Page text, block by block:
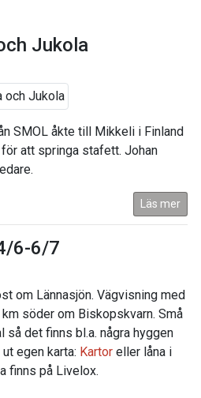
Jukola
SMOL åkte till Mikkeli i Finland
att springa stafett. Johan
Läs mer
6-6/7
om Lännasjön. Vägvisning med
söder om Biskopskvarn. Små
så det finns bl.a. några hyggen
egen karta: Kartor eller låna i
finns på Livelox.